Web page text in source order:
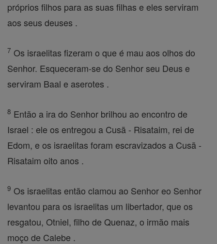
próprios filhos para as suas filhas e eles serviram
aos seus deuses .
7 Os israelitas fizeram o que é mau aos olhos do
Senhor. Esqueceram-se do Senhor seu Deus e
serviram Baal e aserotes .
8 Então a ira do Senhor brilhou ao encontro de
Israel : ele os entregou a Cusã - Risataim, rei de
Edom, e os israelitas foram escravizados a Cusã -
Risataim oito anos .
9 Os israelitas então clamou ao Senhor eo Senhor
levantou para os israelitas um libertador, que os
resgatou, Otniel, filho de Quenaz, o irmão mais
moço de Calebe .